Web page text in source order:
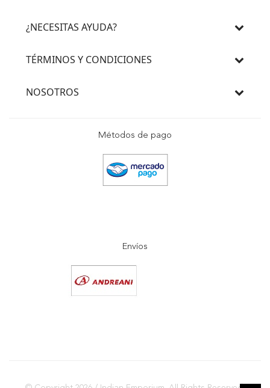
¿NECESITAS AYUDA?
TÉRMINOS Y CONDICIONES
NOSOTROS
Métodos de pago
Envíos